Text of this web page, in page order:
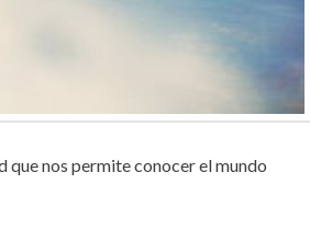
que nos permite conocer el mundo